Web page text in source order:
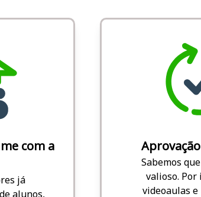
com a
já
alunos,
Sabemos
valioso. Por
videoaulas